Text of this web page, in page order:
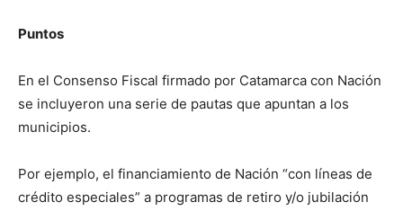
Puntos
En el Consenso Fiscal firmado por Catamarca con Nación
se incluyeron una serie de pautas que apuntan a los
municipios.
Por ejemplo, el financiamiento de Nación “con líneas de
crédito especiales” a programas de retiro y/o jubilación